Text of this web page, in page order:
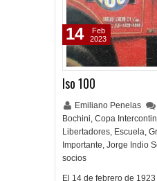
Iso 100
Emiliano Penelas
Bochini, Copa
Libertadores, Escuela,
Importante, Jorge Indio
socios
El 14 de febrero de
14
Feb
2023